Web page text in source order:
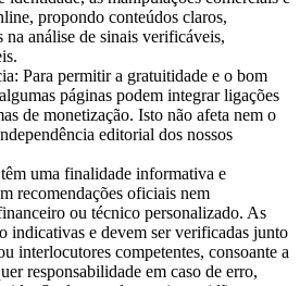
propondo conteúdos claros,
na análise de sinais verificáveis,
Para permitir a gratuitidade e o bom
páginas podem integrar ligações
de monetização. Isto não afeta nem o
editorial dos nossos
uma finalidade informativa e
recomendações oficiais nem
ou técnico personalizado. As
indicativas e devem ser verificadas junto
interlocutores competentes, consoante a
responsabilidade em caso de erro,